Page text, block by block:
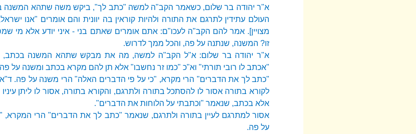
א"ר יהודה בר שלום, כשאמר הקב"ה למשה "כתב לך", ביקש משה שתהא המשנה
העולם עתידין לתרגם את התורה ולהיות קוראין בה יוונית והם אומרים "אנו
מצויין]. אמר להם הקב"ה לעכו"ם: אתם אומרים שאתם בני - איני יודע אלא מי
זו? המשנה, שנתנה על פה, והכל ממך לדרוש.
א"ר יהודה בר שלום: א"ל הקב"ה למשה, מה את מבקש שתהא המשנה בכתב,
"אכתב לו רובי תורתי" וא"כ "כמו זר נחשבו" אלא תן להם מקרא בכתב ומשנה על
"כתב לך את הדברים" הרי מקרא, "כי על פי הדברים האלה" הרי משנה על פה.
לקורא בתורה אסור לו להסתכל בתורה ולתרגם, והקורא בתורה, אסור לו ליתן
אלא בכתב, שנאמר "וכתבתי על הלוחות את הדברים".
אסור למתרגם לעיין בתורה ולתרגם, שנאמר "כתב לך את הדברים" הרי המקרא,
על פה.